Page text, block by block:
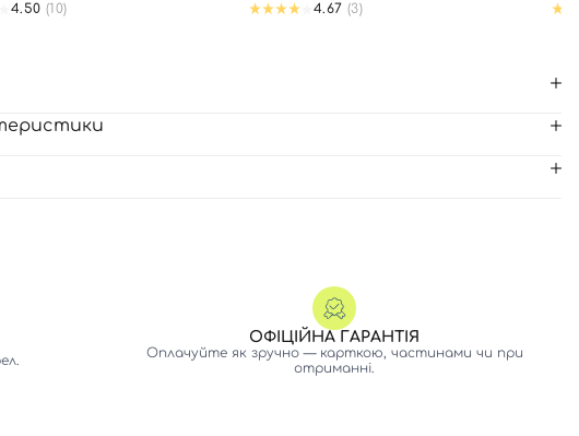
4.50 (10)
4.67 (3)
ОФІЦІЙНА ГАРАНТІЯ
Оплачуйте як зручно — карткою, частинами чи при
отриманні.